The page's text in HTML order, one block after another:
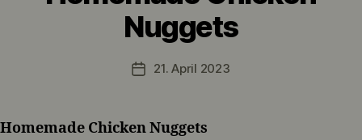
Nuggets
Veröffentlichungsdatum
21. April 2023
Homemade Chicken Nuggets